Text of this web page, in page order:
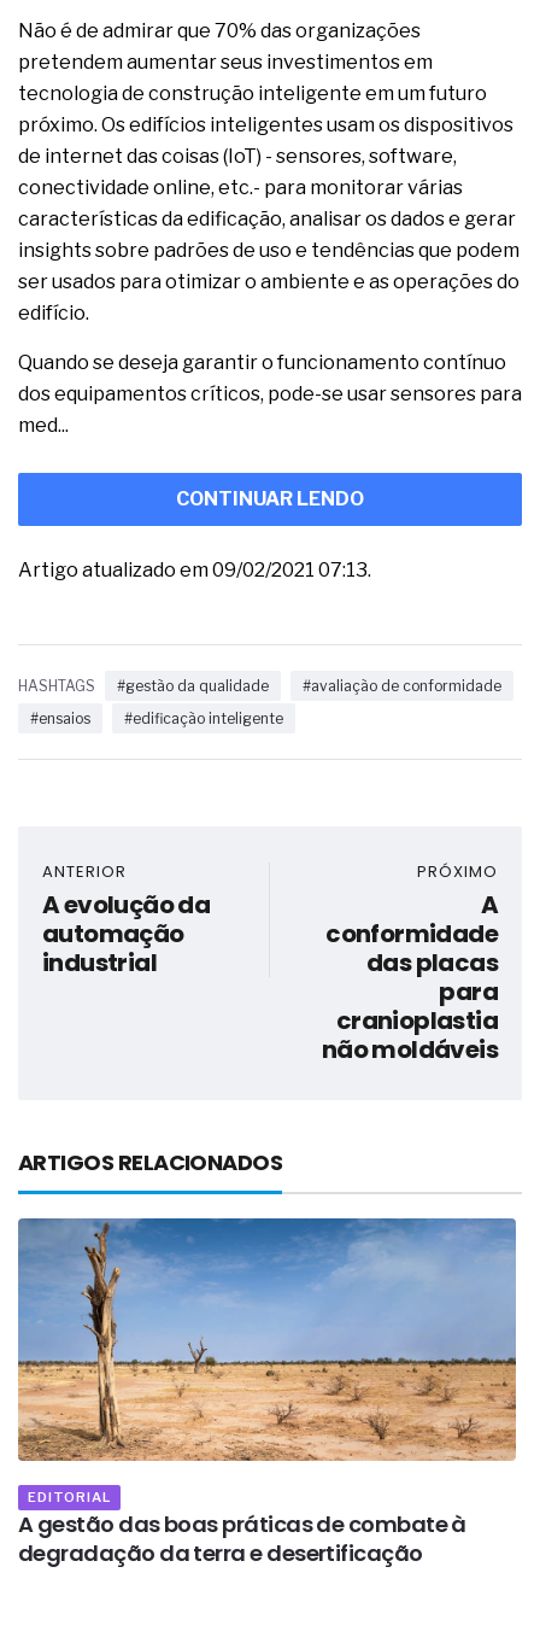
Não é de admirar que 70% das organizações
pretendem aumentar seus investimentos em
tecnologia de construção inteligente em um futuro
próximo. Os edifícios inteligentes usam os dispositivos
de internet das coisas (IoT) - sensores, software,
conectividade online, etc.- para monitorar várias
características da edificação, analisar os dados e gerar
insights sobre padrões de uso e tendências que podem
ser usados para otimizar o ambiente e as operações do
edifício.
Quando se deseja garantir o funcionamento contínuo
dos equipamentos críticos, pode-se usar sensores para
med...
CONTINUAR LENDO
Artigo atualizado em 09/02/2021 07:13.
HASHTAGS #gestão da qualidade
#avaliação de conformidade
#ensaios
#edificação inteligente
ANTERIOR
A evolução da
automação
industrial
PRÓXIMO
A
conformidade
das placas
para
cranioplastia
não moldáveis
ARTIGOS RELACIONADOS
EDITORIAL
A gestão das boas práticas de combate à
degradação da terra e desertificação